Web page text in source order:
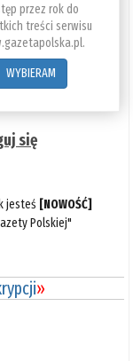
przez rok do
treści serwisu
WYBIERAM
się
jesteś [NOWOŚĆ]
Polskiej"
»